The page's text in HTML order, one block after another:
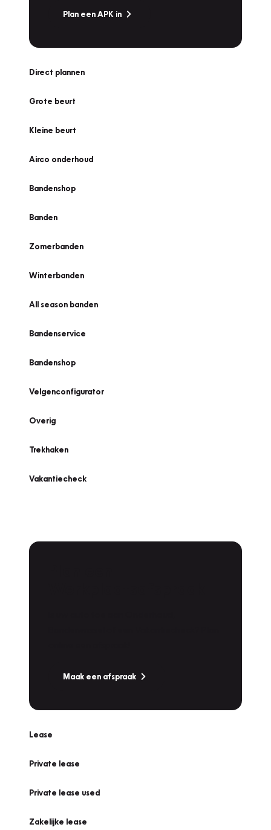
Plan een APK in
Direct plannen
Grote beurt
Kleine beurt
Airco onderhoud
Bandenshop
Banden
Zomerbanden
Winterbanden
All season banden
Bandenservice
Bandenshop
Velgenconfigurator
Overig
Trekhaken
Vakantiecheck
Maak een afspraak
Lease
Private lease
Private lease used
Zakelijke lease